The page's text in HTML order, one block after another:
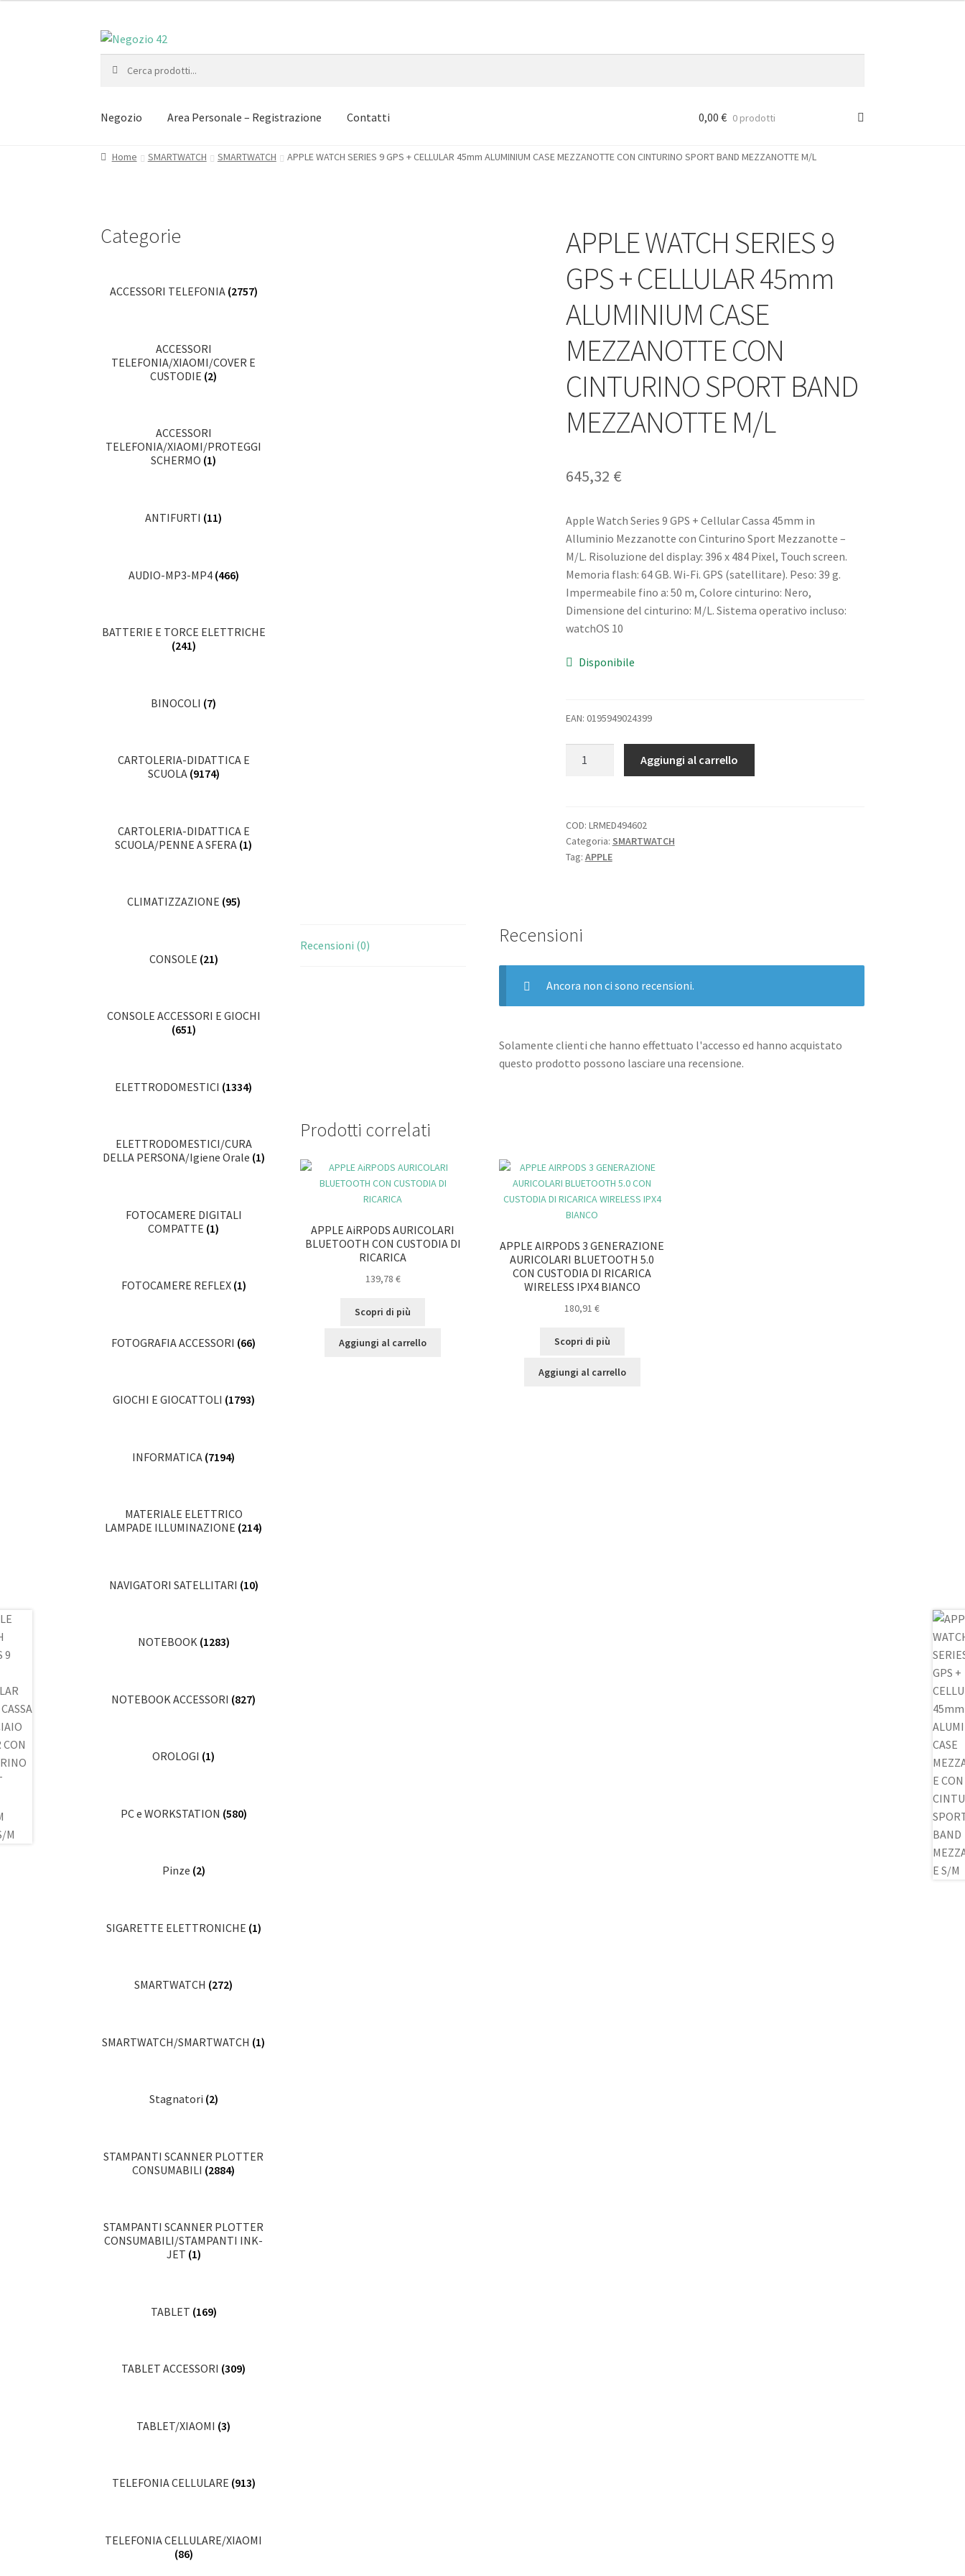
Vai
alla
navigazione
Vai
al
contenuto
Negozio Area Personale – Registrazione Contatti 0,00 € 0 prodotti
Home SMARTWATCH SMARTWATCH APPLE WATCH SERIES 9 GPS + CELLULAR 45mm ALUMINIUM CASE MEZZANOTTE CON CINTURINO SPORT BAND MEZZANOTTE M/L
APPLE WATCH SERIES 9
GPS + CELLULAR 45mm
ALUMINIUM CASE
MEZZANOTTE CON
CINTURINO SPORT BAND
MEZZANOTTE M/L
645,32 €
Apple Watch Series 9 GPS + Cellular Cassa 45mm in
Alluminio Mezzanotte con Cinturino Sport Mezzanotte –
M/L. Risoluzione del display: 396 x 484 Pixel, Touch screen.
Memoria flash: 64 GB. Wi-Fi. GPS (satellitare). Peso: 39 g.
Impermeabile fino a: 50 m, Colore cinturino: Nero,
Dimensione del cinturino: M/L. Sistema operativo incluso:
watchOS 10
Disponibile
EAN: 0195949024399
GPS
+
CELLULAR
MEZZANOTTE
CINTURINO
SPORT
BAND
M/L
quantità
Aggiungi al carrello
COD: LRMED494602
Categoria: SMARTWATCH
Tag: APPLE
Recensioni (0) Recensioni
Ancora non ci sono recensioni.
Solamente clienti che hanno effettuato l'accesso ed hanno acquistato
questo prodotto possono lasciare una recensione.
Prodotti correlati
APPLE AiRPODS AURICOLARI
BLUETOOTH CON CUSTODIA DI
RICARICA
139,78 €
Scopri di più
Aggiungi al carrello
APPLE AIRPODS 3 GENERAZIONE
AURICOLARI BLUETOOTH 5.0
CON CUSTODIA DI RICARICA
WIRELESS IPX4 BIANCO
180,91€
Scopri di più
Aggiungi al carrello
Categorie
ACCESSORI TELEFONIA (2757)
ACCESSORI
TELEFONIA/XIAOMI/COVER E
CUSTODIE (2)
ACCESSORI
TELEFONIA/XIAOMI/PROTEGGI
SCHERMO (1)
ANTIFURTI (11)
AUDIO-MP3-MP4 (466)
BATTERIE E TORCE ELETTRICHE
(241)
BINOCOLI (7)
CARTOLERIA-DIDATTICA E
SCUOLA (9174)
CARTOLERIA-DIDATTICA E
SCUOLA/PENNE A SFERA (1)
CLIMATIZZAZIONE (95)
CONSOLE (21)
CONSOLE ACCESSORI E GIOCHI
(651)
ELETTRODOMESTICI (1334)
ELETTRODOMESTICI/CURA
DELLA PERSONA/Igiene Orale (1)
FOTOCAMERE DIGITALI
COMPATTE (1)
FOTOCAMERE REFLEX (1)
FOTOGRAFIA ACCESSORI (66)
GIOCHI E GIOCATTOLI (1793)
INFORMATICA (7194)
MATERIALE ELETTRICO
LAMPADE ILLUMINAZIONE (214)
NAVIGATORI SATELLITARI (10)
NOTEBOOK (1283)
NOTEBOOK ACCESSORI (827)
OROLOGI (1)
PC e WORKSTATION (580)
Pinze (2)
SIGARETTE ELETTRONICHE (1)
SMARTWATCH (272)
SMARTWATCH/SMARTWATCH (1)
Stagnatori (2)
STAMPANTI SCANNER PLOTTER
CONSUMABILI (2884)
STAMPANTI SCANNER PLOTTER
CONSUMABILI/STAMPANTI INK-
JET (1)
TABLET (169)
TABLET ACCESSORI (309)
TABLET/XIAOMI (3)
TELEFONIA CELLULARE (913)
TELEFONIA CELLULARE/XIAOMI
(86)